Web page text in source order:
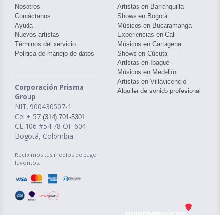
Nosotros
Contáctanos
Ayuda
Nuevos artistas
Términos del servicio
Política de manejo de datos
Corporación Prisma
Group
NIT. 900430507-1
Cel + 57 (314) 701-5301
CL 106 #54 78 OF 604
Bogotá, Colombia
Recibimos tus medios de pago
favoritos:
Artistas en Barranquilla
Shows en Bogotá
Músicos en Bucaramanga
Experiencias en Cali
Músicos en Cartagena
Shows en Cúcuta
Artistas en Ibagué
Músicos en Medellín
Artistas en Villavicencio
Alquiler de sonido profesional